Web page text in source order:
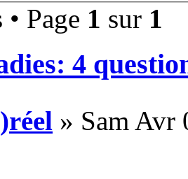
• Page 1 sur 1
4
» Sam Avr